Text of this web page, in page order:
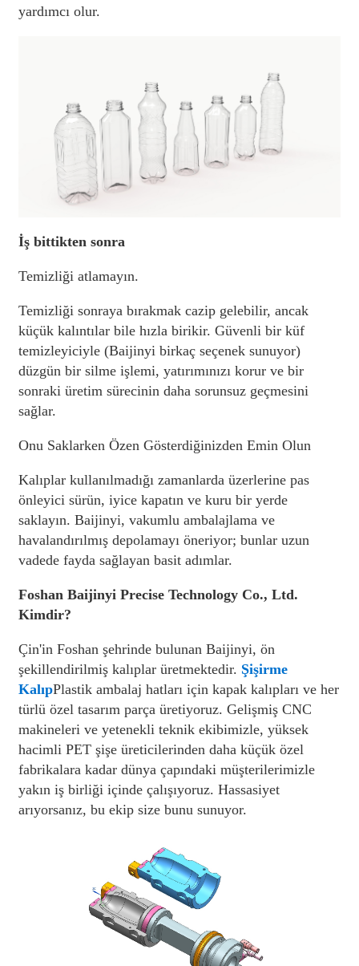
yardımcı olur.
İş bittikten sonra
Temizliği atlamayın.
Temizliği sonraya bırakmak cazip gelebilir, ancak
küçük kalıntılar bile hızla birikir. Güvenli bir küf
temizleyiciyle (Baijinyi birkaç seçenek sunuyor)
düzgün bir silme işlemi, yatırımınızı korur ve bir
sonraki üretim sürecinin daha sorunsuz geçmesini
sağlar.
Onu Saklarken Özen Gösterdiğinizden Emin Olun
Kalıplar kullanılmadığı zamanlarda üzerlerine pas
önleyici sürün, iyice kapatın ve kuru bir yerde
saklayın. Baijinyi, vakumlu ambalajlama ve
havalandırılmış depolamayı öneriyor; bunlar uzun
vadede fayda sağlayan basit adımlar.
Foshan Baijinyi Precise Technology Co., Ltd.
Kimdir?
Çin'in Foshan şehrinde bulunan Baijinyi, ön
şekillendirilmiş kalıplar üretmektedir. Şişirme
KalıpPlastik ambalaj hatları için kapak kalıpları ve her
türlü özel tasarım parça üretiyoruz. Gelişmiş CNC
makineleri ve yetenekli teknik ekibimizle, yüksek
hacimli PET şişe üreticilerinden daha küçük özel
fabrikalara kadar dünya çapındaki müşterilerimizle
yakın iş birliği içinde çalışıyoruz. Hassasiyet
arıyorsanız, bu ekip size bunu sunuyor.